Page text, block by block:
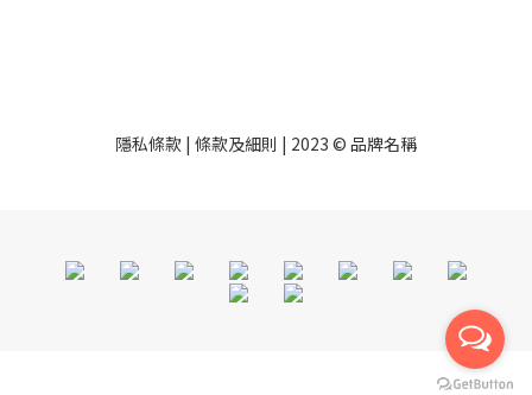
立即購買
隱私條款 | 條款及細則 | 2023 © 品牌名稱